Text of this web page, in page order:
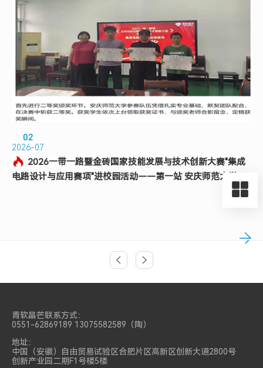
02
2026-07
2026一带一路暨金砖国家技能发展与技术创新大赛"集成
电路设计与应用赛项"进校园活动——第一站 安庆师范大学
上页 上页
青软晶芒联系方式：
0551-62869189 13075582589（陶）
地址：
中国（安徽）自由贸易试验区合肥片区高新区创新大道2800号
创新产业园二期F1号楼5楼